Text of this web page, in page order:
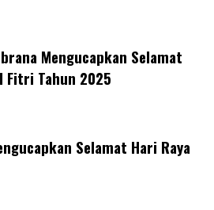
Mengucapkan Selamat
Fitri Tahun 2025
Selamat Hari Raya